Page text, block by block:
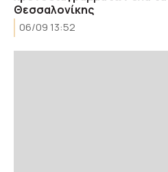
Θεσσαλονίκης
06/09 13:52